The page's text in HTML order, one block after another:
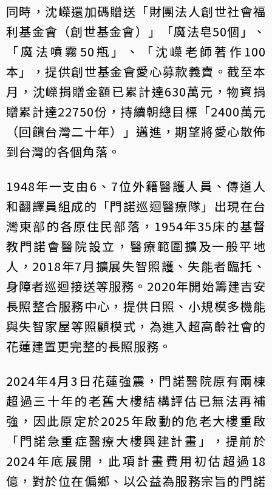
同時，沈嶸還加碼贈送「財團法人創世社會福
利基金會（創世基金會）」「魔法皂50個」、
「魔法噴霧50瓶」、「沈嶸老師著作100
本」，提供創世基金會愛心募款義賣。截至本
月，沈嶸捐贈金額已累計達630萬元，物資捐
贈累計達22750份，持續朝總目標「2400萬元
（回饋台灣二十年）」邁進，期望將愛心散佈
到台灣的各個角落。
1948年一支由6、7位外籍醫護人員、傳道人
和翻譯員組成的「門諾巡迴醫療隊」出現在台
灣東部的各原住民部落，1954年35床的基督
教門諾會醫院設立，醫療範圍擴及一般平地
人，2018年7月擴展失智照護、失能者臨托、
身障者巡迴接送等服務。2020年開始籌建吉安
長照整合服務中心，提供日照、小規模多機能
與失智家屋等照顧模式，為進入超高齡社會的
花蓮建置更完整的長照服務。
2024年4月3日花蓮強震，門諾醫院原有兩棟
超過三十年的老舊大樓結構評估已無法再補
強，因此原定於2025年啟動的危老大樓重啟
「門諾急重症醫療大樓興建計畫」，提前於
2024年底展開，此項計畫費用初估超過18
億，對於位在偏鄉、以公益為服務宗旨的門諾